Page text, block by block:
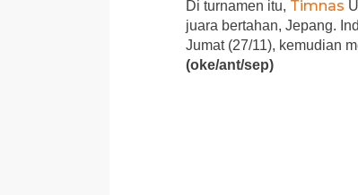
Di turnamen itu, Timnas
juara bertahan, Jepang.
Jumat (27/11), kemudian
(oke/ant/sep)